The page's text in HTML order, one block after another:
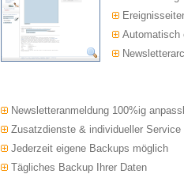
Automatisch
Newsletteranmeldung 100%ig
Zusatzdienste & individueller Service
Jederzeit eigene Backups möglich
Tägliches Backup Ihrer Daten